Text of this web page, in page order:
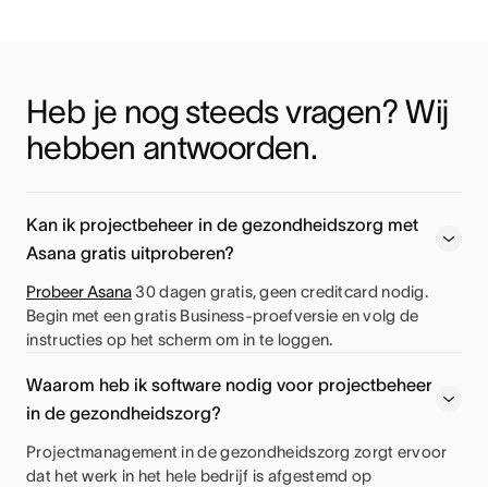
Heb je nog steeds vragen? Wij
hebben antwoorden.
Kan ik projectbeheer in de gezondheidszorg met
Asana gratis uitproberen?
Probeer Asana 30 dagen gratis, geen creditcard nodig.
Begin met een gratis Business-proefversie en volg de
instructies op het scherm om in te loggen.
Waarom heb ik software nodig voor projectbeheer
in de gezondheidszorg?
Projectmanagement in de gezondheidszorg zorgt ervoor
dat het werk in het hele bedrijf is afgestemd op